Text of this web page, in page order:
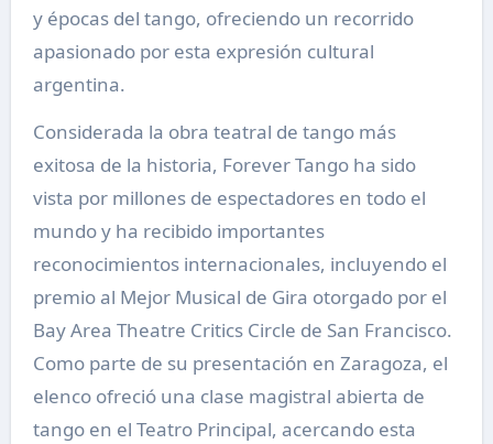
y épocas del tango, ofreciendo un recorrido
apasionado por esta expresión cultural
argentina.
Considerada la obra teatral de tango más
exitosa de la historia, Forever Tango ha sido
vista por millones de espectadores en todo el
mundo y ha recibido importantes
reconocimientos internacionales, incluyendo el
premio al Mejor Musical de Gira otorgado por el
Bay Area Theatre Critics Circle de San Francisco.
Como parte de su presentación en Zaragoza, el
elenco ofreció una clase magistral abierta de
tango en el Teatro Principal, acercando esta